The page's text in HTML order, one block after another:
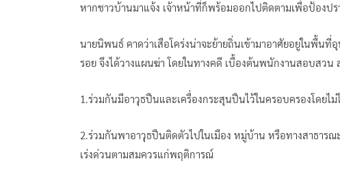
หากชาวบ้านมาแจ้ง เจ้าหน้าที่ก็พร้อมออกไปติดตามเพื่อป้องปร
นายนิพนธ์ คาดว่าเสือโคร่งน่าจะย้ายถิ่นเข้ามาอาศัยอยู่ในพื้น
รอย จึงได้วางแผนฆ่า โดยในทางคดี เบื้องต้นพนักงานสอบสว
1.ร่วมกันมีอาวุธปืนและเครื่องกระสุนปืนไว้ในครอบครองโดยไ
2.ร่วมกันพาอาวุธปืนติดตัวไปในเมือง หมู่บ้าน หรือทางสาธาร
เร่งด่วนตามสมควรแก่พฤติการณ์